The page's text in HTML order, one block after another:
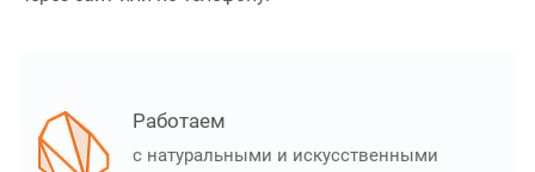
Работаем
с натуральными и искусственными